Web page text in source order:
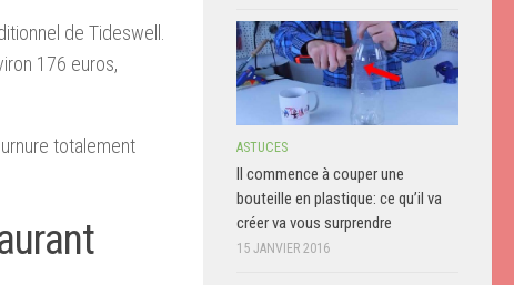
de Tideswell.
176 euros,
totalement
ASTUCES
Il commence à couper une
bouteille en plastique: ce qu’il va
créer va vous surprendre
15 JANVIER 2016